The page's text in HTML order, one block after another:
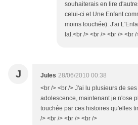
souhaiterais en lire
celui-ci et Une Enfant
moins touchée). J'ai
lal.<br /> <br /> <br /> <br /
J Jules 28/06/2010 00:38
<br /> <br /> J'ai lu plusieurs de
adolescence, maintenant je n'ose
touchée par ces histoires qu'elles
/> <br /> <br /> <br />